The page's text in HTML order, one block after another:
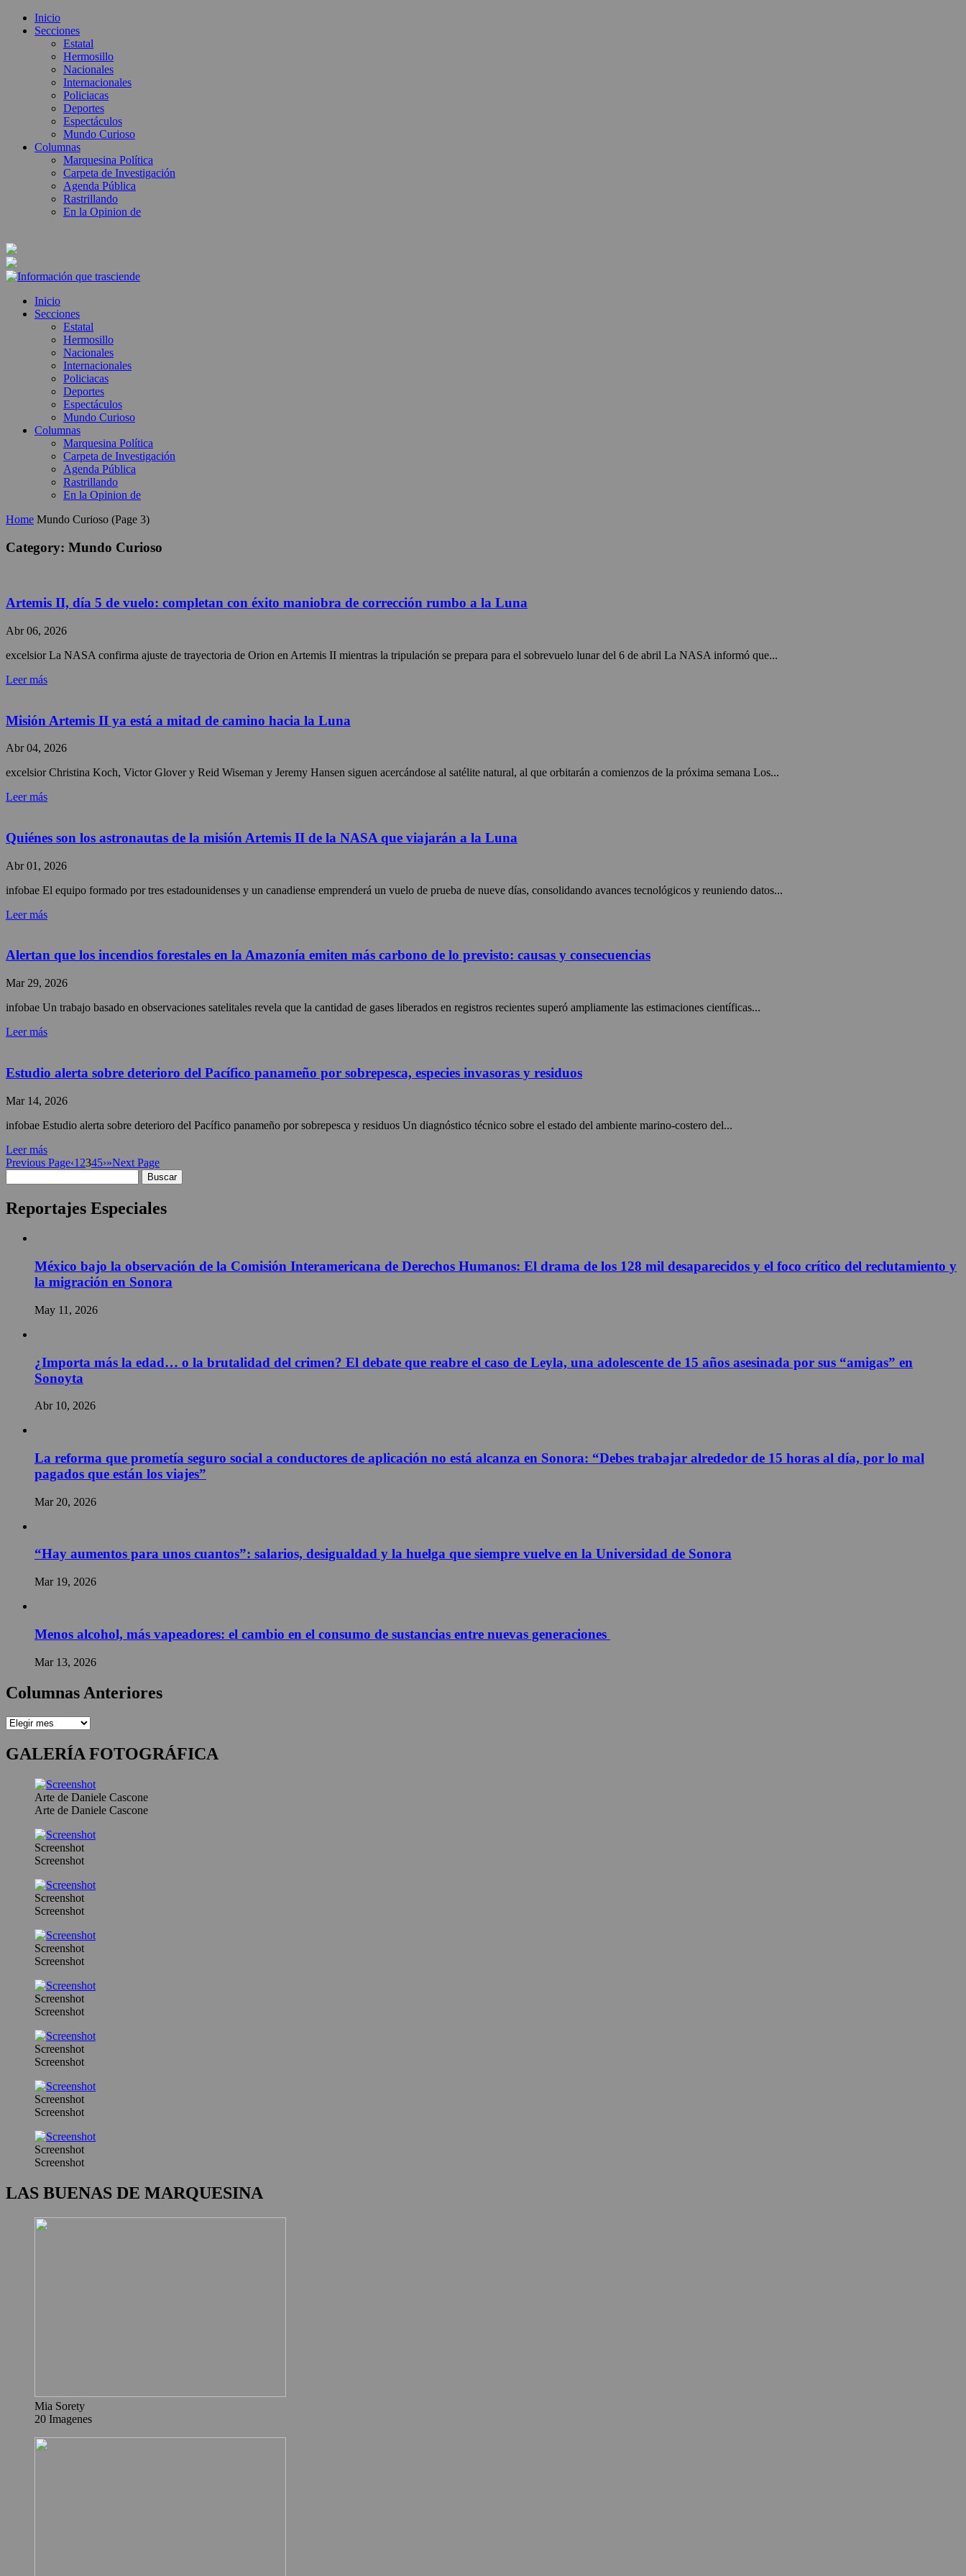
Inicio
Secciones
Estatal
Hermosillo
Nacionales
Internacionales
Policiacas
Deportes
Espectáculos
Mundo Curioso
Columnas
Marquesina Política
Carpeta de Investigación
Agenda Pública
Rastrillando
En la Opinion de
Inicio
Secciones
Estatal
Hermosillo
Nacionales
Internacionales
Policiacas
Deportes
Espectáculos
Mundo Curioso
Columnas
Marquesina Política
Carpeta de Investigación
Agenda Pública
Rastrillando
En la Opinion de
Home Mundo Curioso (Page 3)
Category: Mundo Curioso
Artemis II, día 5 de vuelo: completan con éxito maniobra de corrección rumbo a la Luna
Abr 06, 2026
excelsior La NASA confirma ajuste de trayectoria de Orion en Artemis II mientras la tripulación se prepara para el sobrevuelo lunar del 6 de abril La NASA informó que...
Leer más
Misión Artemis II ya está a mitad de camino hacia la Luna
Abr 04, 2026
excelsior Christina Koch, Victor Glover y Reid Wiseman y Jeremy Hansen siguen acercándose al satélite natural, al que orbitarán a comienzos de la próxima semana Los...
Leer más
Quiénes son los astronautas de la misión Artemis II de la NASA que viajarán a la Luna
Abr 01, 2026
infobae El equipo formado por tres estadounidenses y un canadiense emprenderá un vuelo de prueba de nueve días, consolidando avances tecnológicos y reuniendo datos...
Leer más
Alertan que los incendios forestales en la Amazonía emiten más carbono de lo previsto: causas y consecuencias
Mar 29, 2026
infobae Un trabajo basado en observaciones satelitales revela que la cantidad de gases liberados en registros recientes superó ampliamente las estimaciones científicas...
Leer más
Estudio alerta sobre deterioro del Pacífico panameño por sobrepesca, especies invasoras y residuos
Mar 14, 2026
infobae Estudio alerta sobre deterioro del Pacífico panameño por sobrepesca y residuos Un diagnóstico técnico sobre el estado del ambiente marino-costero del...
Leer más
Previous Page‹1 2345›»Next Page
Reportajes Especiales
México bajo la observación de la Comisión Interamericana de Derechos Humanos: El drama de los 128 mil desaparecidos y el foco crítico del reclutamiento y
la migración en Sonora
May 11, 2026
¿Importa más la edad… o la brutalidad del crimen? El debate que reabre el caso de Leyla, una adolescente de 15 años asesinada por sus “amigas” en
Sonoyta
Abr 10, 2026
La reforma que prometía seguro social a conductores de aplicación no está alcanza en Sonora: “Debes trabajar alrededor de 15 horas al día, por lo mal
pagados que están los viajes”
Mar 20, 2026
“Hay aumentos para unos cuantos”: salarios, desigualdad y la huelga que siempre vuelve en la Universidad de Sonora
Mar 19, 2026
Menos alcohol, más vapeadores: el cambio en el consumo de sustancias entre nuevas generaciones
Mar 13, 2026
Columnas Anteriores
GALERÍA FOTOGRÁFICA
Arte de Daniele Cascone
Arte de Daniele Cascone
Screenshot
Screenshot
Screenshot
Screenshot
Screenshot
Screenshot
Screenshot
Screenshot
Screenshot
Screenshot
Screenshot
Screenshot
Screenshot
Screenshot
LAS BUENAS DE MARQUESINA
Mia Sorety
20 Imagenes